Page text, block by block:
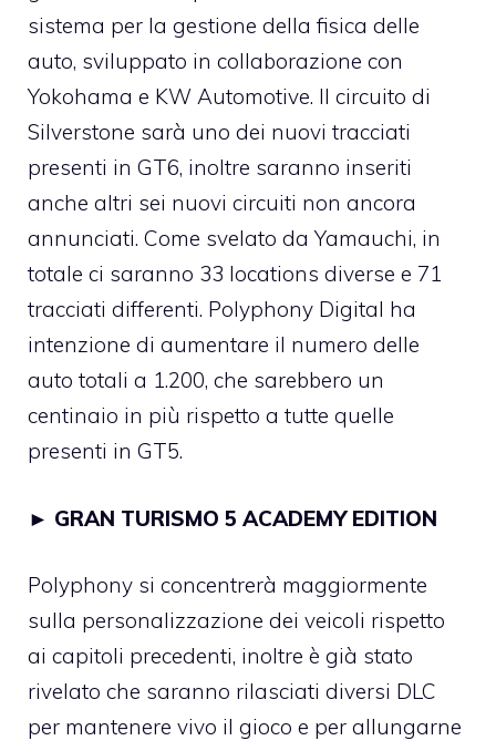
sistema per la gestione della fisica delle
auto, sviluppato in collaborazione con
Yokohama e KW Automotive. Il circuito di
Silverstone sarà uno dei nuovi tracciati
presenti in GT6, inoltre saranno inseriti
anche altri sei nuovi circuiti non ancora
annunciati. Come svelato da Yamauchi, in
totale ci saranno 33 locations diverse e 71
tracciati differenti. Polyphony Digital ha
intenzione di aumentare il numero delle
auto totali a 1.200, che sarebbero un
centinaio in più rispetto a tutte quelle
presenti in GT5.
► GRAN TURISMO 5 ACADEMY EDITION
Polyphony si concentrerà maggiormente
sulla personalizzazione dei veicoli rispetto
ai capitoli precedenti, inoltre è già stato
rivelato che saranno rilasciati diversi DLC
per mantenere vivo il gioco e per allungarne